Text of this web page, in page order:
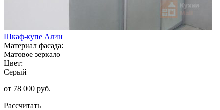
Шкаф-купе Алин
Материал фасада:
Матовое зеркало
Цвет:
Серый
от 78 000 руб.
Рассчитать